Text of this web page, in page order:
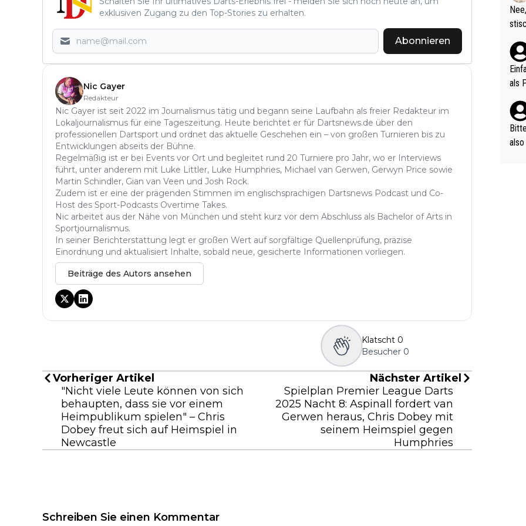
exklusiven Zugang zu den Top-Stories zu erhalten.
Abonnieren
Nic Gayer
Redakteur
Nic Gayer ist seit 2022 im Journalismus tätig und begann seine Laufbahn als freier Redakteur im
Lokaljournalismus für eine Tageszeitung. Heute berichtet er für Dartsnews.de über den
professionellen Dartsport und ordnet das aktuelle Geschehen ein – von großen Turnieren bis zu
Entwicklungen abseits der Bühne.
Regelmäßig ist er bei Events vor Ort und begleitet rund 20 Turniere pro Jahr, wo er Interviews
führt, unter anderem mit Luke Littler, Luke Humphries, Michael van Gerwen, Gerwyn Price sowie
Martin Schindler, Gian van Veen und Josh Rock.
Zudem ist er eine der prägenden Stimmen im englischsprachigen Dartsnews Podcast und Co-
Host des Sport-Podcasts Overtime Takes.
Nic arbeitet aus der Nähe von München und steht kurz vor dem Abschluss als Bachelor of Arts in
Sportjournalismus.
In seiner Berichterstattung legt er großen Wert auf sorgfältige Quellenprüfung, präzise
Einordnung und aktualisiert Inhalte, sobald neue, gesicherte Informationen vorliegen.
Beiträge des Autors ansehen
Klatscht 0
Besucher 0
Vorheriger Artikel
"Nicht viele Leute können von sich
behaupten, dass sie vor einem
Heimpublikum spielen" – Chris
Dobey freut sich auf Heimspiel in
Newcastle
Nächster Artikel
Spielplan Premier League Darts
2025 Nacht 8: Aspinall fordert van
Gerwen heraus, Chris Dobey mit
seinem Heimspiel gegen
Humphries
Schreiben Sie einen Kommentar
(in
als
nes
ttler
vV
als